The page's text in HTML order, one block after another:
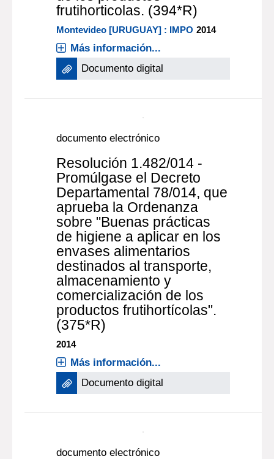
documento electrónico
Resolución 1.481/014 -
Promúlgase el Decreto
Departamental 77 que
aprueba la Ordenanza
sobre rotulado de los
envases alimentarios
comercialización mayorista
de los productos
frutihorticolas. (394*R)
Montevideo [URUGUAY] : IMPO 2014
Más información...
Documento digital
documento electrónico
Resolución 1.482/014 -
Promúlgase el Decreto
Departamental 78/014, que
aprueba la Ordenanza
sobre "Buenas prácticas
de higiene a aplicar en los
envases alimentarios
destinados al transporte,